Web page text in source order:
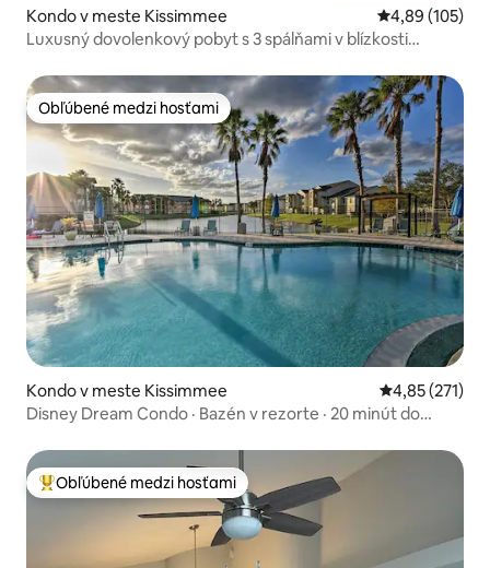
Kondo v meste Kissimmee Priemerné
4,89 (105)
Luxusný dovolenkový pobyt s 3 spálňami v blízkosti
Obľúbené medzi hosťami
Obľúbené medzi hosťami
Kondo v meste Kissimmee Priemerné
4,85 (271)
Disney Dream Condo · Bazén v rezorte · 20 minút do
Najobľúbenejšie medzi hosťami
Obľúbené medzi hosťami